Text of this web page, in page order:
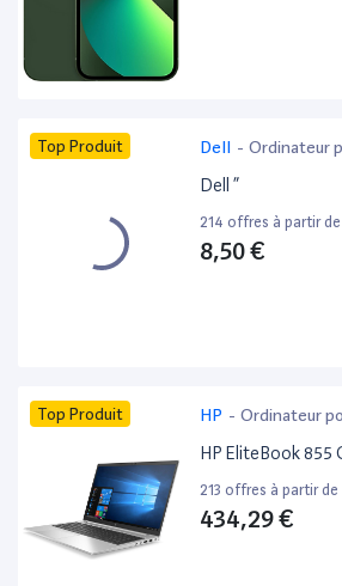
Top Produit Dell - Ordinateur
Dell ”
214 offres à partir de
8,50 €
Top Produit HP - Ordinateur
HP EliteBook 855
213 offres à partir de
434,29 €